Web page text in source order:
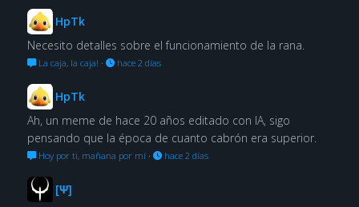
HpTk
Necesito detalles sobre el funcionamiento de la rana.
La caja, la caja! · hace 2 días
HpTk
Ah, un meme de hace 20 años editado con IA, sigo
pensando que la época de cuanto cabrón era superior.
Hoy por ti, mañana por mí· hace 2 días
[Ψ]